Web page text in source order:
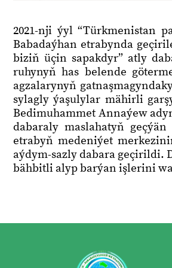
2021-nji ýyl “Türkmenistan
Babadaýhan etrabynda
biziň üçin sapakdyr” atly
ruhynyň has belende
agzalarynyň
sylagly ýaşulylar mähirli
Bedimuhammet Annaýew
dabaraly maslahatyň
etrabyň medeniýet
aýdym-sazly dabara geçirildi.
bähbitli alyp barýan işlerini